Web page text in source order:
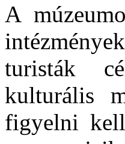
A
turisták
kulturális
figyelni